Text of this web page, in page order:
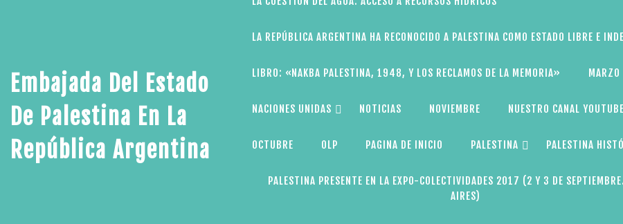
Embajada Del Estado
De Palestina En La
República Argentina
LA REPÚBLICA ARGENTINA HA RECONOCIDO A PALESTINA COMO ESTADO LIBRE E
LIBRO: «NAKBA PALESTINA, 1948, Y LOS RECLAMOS DE LA MEMORIA» MARZO
NACIONES UNIDAS NOTICIAS NOVIEMBRE NUESTRO CANAL YOUTUBE
OCTUBRE OLP PAGINA DE INICIO PALESTINA PALESTINA
PALESTINA PRESENTE EN LA EXPO-COLECTIVIDADES 2017 (2 Y 3 DE
AIRES)